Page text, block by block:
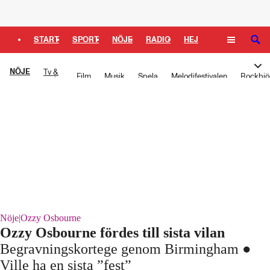
START SPORT NÖJE RADIO HEJ SÖK
NÖJE
Tv &
serier
Film Musik Spela Melodifestivalen
Nöje|Ozzy Osbourne
Ozzy Osbourne fördes till sista vilan
Begravningskortege genom Birmingham ●
Ville ha en sista ”fest”